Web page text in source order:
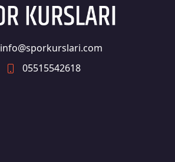
info@sporkurslari.com
05515542618